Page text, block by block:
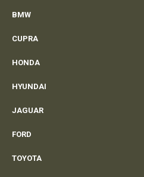
BMW
CUPRA
HONDA
HYUNDAI
JAGUAR
FORD
TOYOTA